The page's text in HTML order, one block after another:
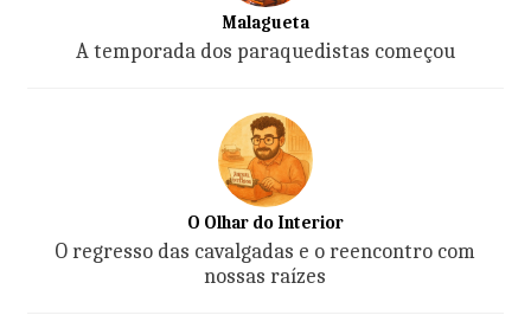
Malagueta
A temporada dos paraquedistas começou
O Olhar do Interior
O regresso das cavalgadas e o reencontro com
nossas raízes